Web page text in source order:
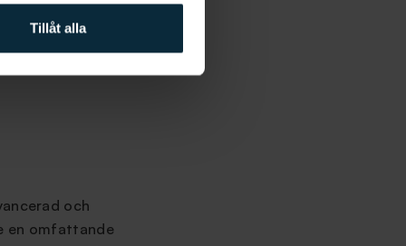
Tillåt alla
som är
Det kan vara kronor
och
en omfattande